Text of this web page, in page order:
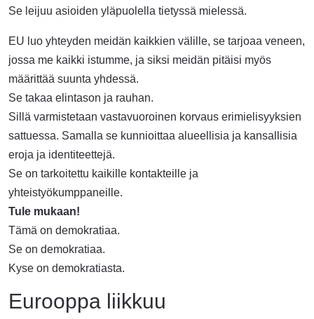
Se leijuu asioiden yläpuolella tietyssä mielessä.
EU luo yhteyden meidän kaikkien välille, se tarjoaa veneen,
jossa me kaikki istumme, ja siksi meidän pitäisi myös
määrittää suunta yhdessä.
Se takaa elintason ja rauhan.
Sillä varmistetaan vastavuoroinen korvaus erimielisyyksien
sattuessa. Samalla se kunnioittaa alueellisia ja kansallisia
eroja ja identiteettejä.
Se on tarkoitettu kaikille kontakteille ja
yhteistyökumppaneille.
Tule mukaan!
Tämä on demokratiaa.
Se on demokratiaa.
Kyse on demokratiasta.
Eurooppa liikkuu